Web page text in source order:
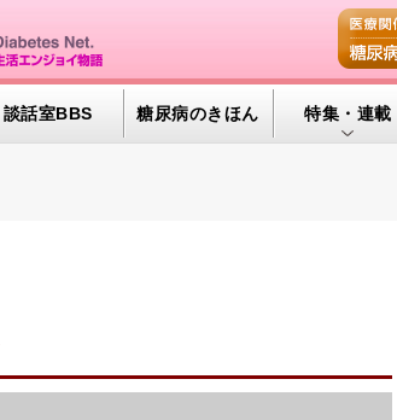
談話室BBS 糖尿病のきほん 特集・連載